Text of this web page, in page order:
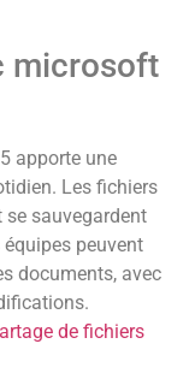
microsoft
apporte une
Les fichiers
se sauvegardent
peuvent
documents, avec
de fichiers